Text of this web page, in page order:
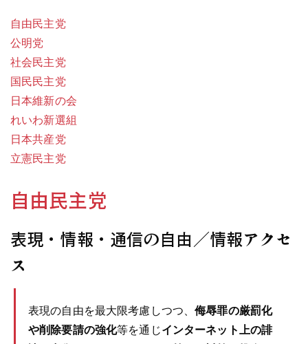
自由民主党
公明党
社会民主党
国民民主党
日本維新の会
れいわ新選組
日本共産党
立憲民主党
自由民主党
表現・情報・通信の自由／情報アクセ
ス
表現の自由を最大限考慮しつつ、侮辱罪の厳罰化
や削除要請の強化等を通じインターネット上の誹